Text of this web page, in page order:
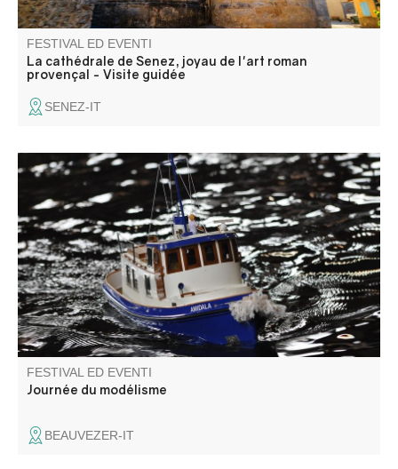
FESTIVAL ED EVENTI
La cathédrale de Senez, joyau de l'art roman
provençal - Visite guidée
SENEZ-IT
Expo et démonstration de modèles réduits de bateau, jet
ski, buggy, char crawler et dameuse
FESTIVAL ED EVENTI
Journée du modélisme
BEAUVEZER-IT